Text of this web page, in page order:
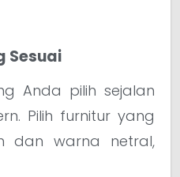
Sesuai
Anda pilih sejalan
Pilih furnitur yang
dan warna netral,